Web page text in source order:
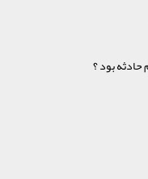
حادثه بود ؟